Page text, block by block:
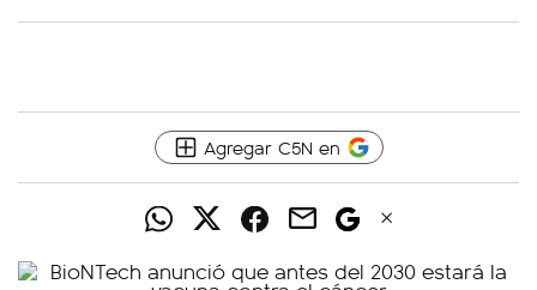
Agregar C5N en